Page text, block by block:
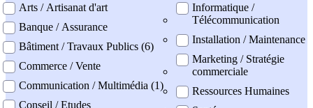
Arts / Artisanat d'art
Banque / Assurance
Bâtiment / Travaux Publics (6)
Commerce / Vente
Communication / Multimédia (1)
Conseil / Etudes
Informatique /
Télécommunication
Installation / Maintenance
Marketing / Stratégie
commerciale
Ressources Humaines